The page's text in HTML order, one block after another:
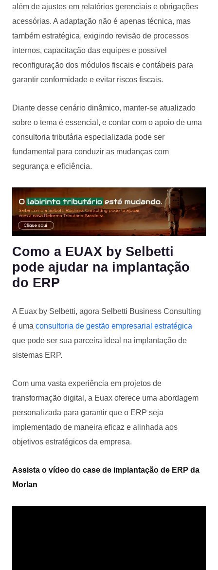
além de ajustes em relatórios gerenciais e obrigações
acessórias. A adaptação não é apenas técnica, mas
também estratégica, exigindo revisão de processos
internos, capacitação das equipes e possível
reconfiguração dos módulos fiscais e contábeis para
garantir conformidade e evitar riscos fiscais.
Diante desse cenário dinâmico, manter-se atualizado
sobre o tema é essencial, e contar com o apoio de uma
consultoria tributária especializada pode ser
fundamental para conduzir as mudanças com
segurança e eficiência.
Como a EUAX by Selbetti
pode ajudar na implantação
do ERP
A Euax by Selbetti, agora Selbetti Business Consulting
é uma consultoria de gestão empresarial estratégica
que pode ser sua parceira ideal na implantação de
sistemas ERP.
Com uma vasta experiência em projetos de
transformação digital, a Euax oferece uma abordagem
personalizada para garantir que o ERP seja
implementado de maneira eficaz e alinhada aos
objetivos estratégicos da empresa.
Assista o vídeo do case de implantação de ERP da
Morlan